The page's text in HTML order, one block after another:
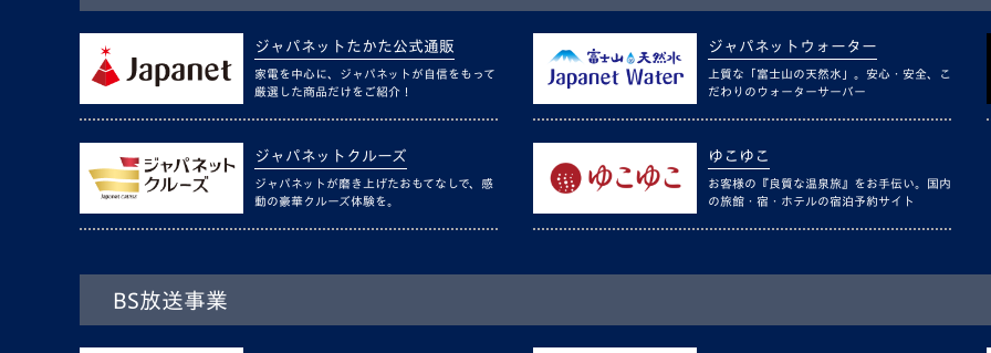
ジャパネットたかた公式通販
家電を中心に、ジャパネットが自信をもって
厳選した商品だけをご紹介！
ジャパネットウォーター
上質な「富士山の天然水」。安心・安全、こ
だわりのウォーターサーバー
ジャパネットクルーズ
ジャパネットが磨き上げたおもてなしで、感
動の豪華クルーズ体験を。
ゆこゆこ
お客様の『良質な温泉旅』をお手伝い。国内
の旅館・宿・ホテルの宿泊予約サイト
BS放送事業